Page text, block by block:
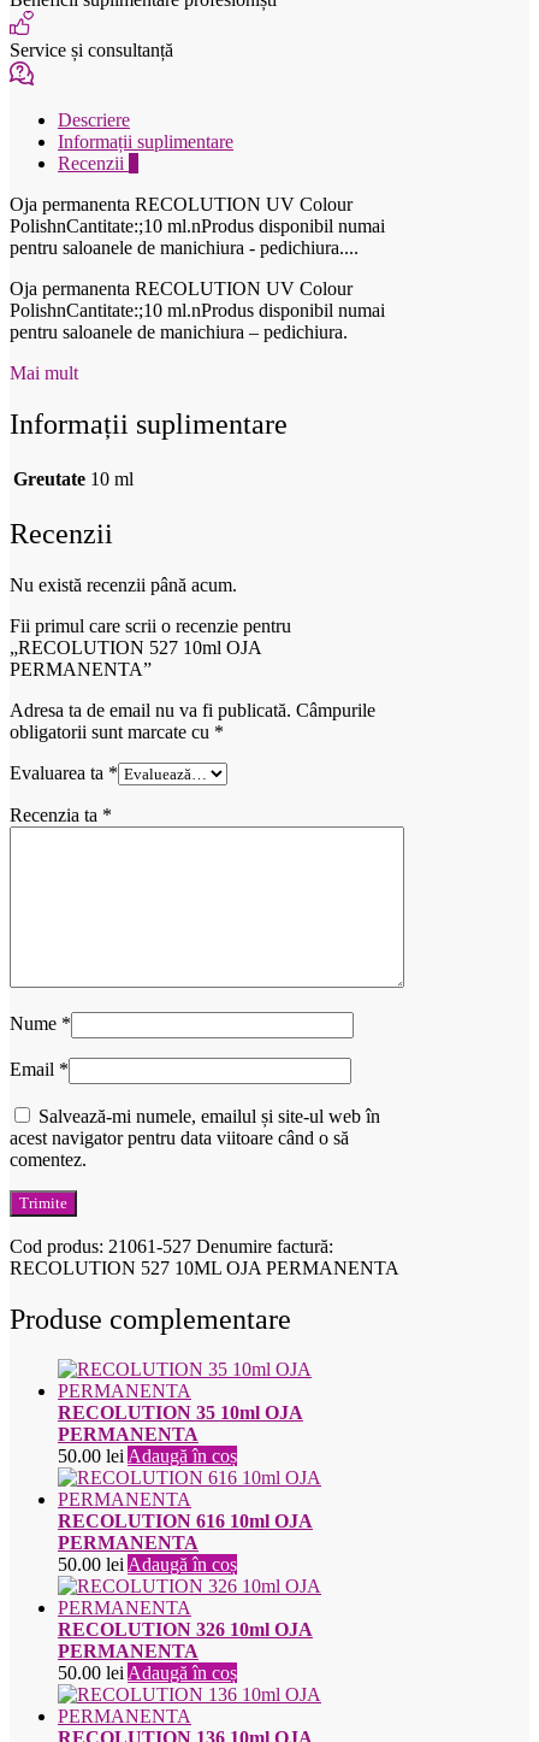
Service și consultanță
Descriere
Informații suplimentare
Recenzii
Oja permanenta RECOLUTION UV Colour
PolishnCantitate:;10 ml.nProdus disponibil numai
pentru saloanele de manichiura - pedichiura....
Oja permanenta RECOLUTION UV Colour
PolishnCantitate:;10 ml.nProdus disponibil numai
pentru saloanele de manichiura – pedichiura.
Mai mult
Informații suplimentare
Greutate 10 ml
Recenzii
Nu există recenzii până acum.
Fii primul care scrii o recenzie pentru
„RECOLUTION 527 10ml OJA
PERMANENTA”
Adresa ta de email nu va fi publicată. Câmpurile
obligatorii sunt marcate cu *
Evaluarea ta *
Recenzia ta *
Nume *
Email *
Salvează-mi numele, emailul și site-ul web în
acest navigator pentru data viitoare când o să
comentez.
Cod produs: 21061-527 Denumire factură:
RECOLUTION 527 10ML OJA PERMANENTA
Produse complementare
RECOLUTION 35 10ml OJA
PERMANENTA
50.00 leiAdaugă în coș
RECOLUTION 616 10ml OJA
PERMANENTA
50.00 leiAdaugă în coș
RECOLUTION 326 10ml OJA
PERMANENTA
50.00 leiAdaugă în coș